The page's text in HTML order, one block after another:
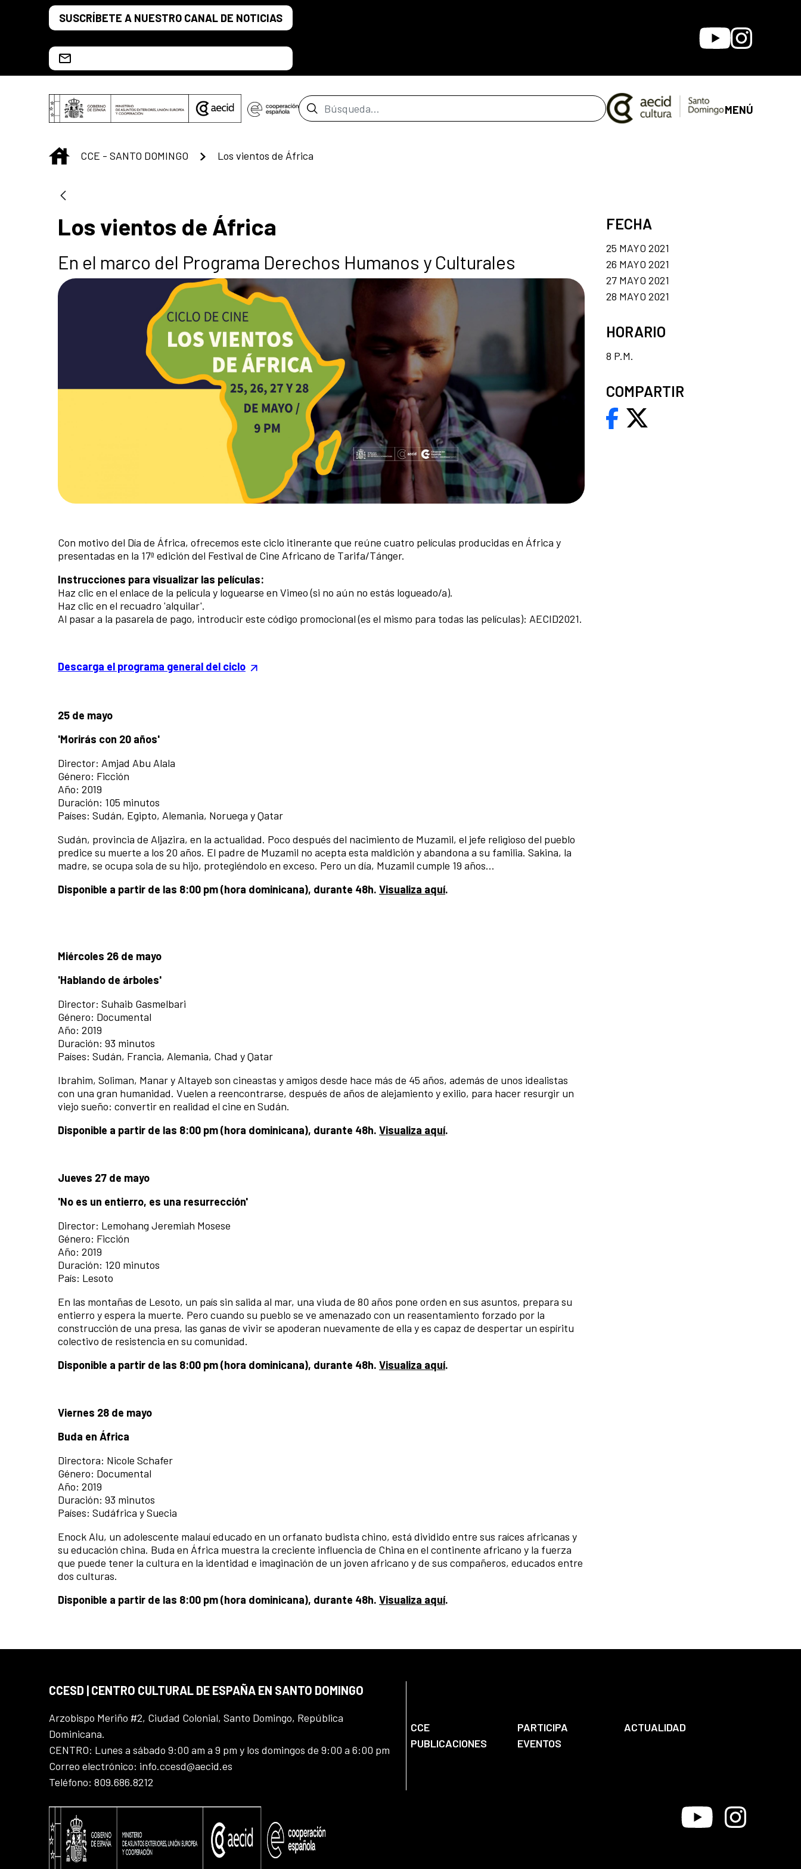
Saltar al contenido principal
SUSCRÍBETE A NUESTRO CANAL DE NOTICIAS
YoutubeInstagram
Barra de búsqueda MENÚ
INICIO
CCE - SANTO DOMINGO Los vientos de África
Los vientos de África
En el marco del Programa Derechos Humanos y Culturales
Con motivo del Día de África, ofrecemos este ciclo itinerante que reúne cuatro películas producidas en África y
presentadas en la 17ª edición del Festival de Cine Africano de Tarifa/Tánger.
Instrucciones para visualizar las películas:
Haz clic en el enlace de la película y loguearse en Vimeo (si no aún no estás logueado/a).
Haz clic en el recuadro 'alquilar'.
Al pasar a la pasarela de pago, introducir este código promocional (es el mismo para todas las películas): AECID2021.
Descarga el programa general del ciclo
25 de mayo
'Morirás con 20 años'
Director: Amjad Abu Alala
Género: Ficción
Año: 2019
Duración: 105 minutos
Países: Sudán, Egipto, Alemania, Noruega y Qatar
Sudán, provincia de Aljazira, en la actualidad. Poco después del nacimiento de Muzamil, el jefe religioso del pueblo
predice su muerte a los 20 años. El padre de Muzamil no acepta esta maldición y abandona a su familia. Sakina, la
madre, se ocupa sola de su hijo, protegiéndolo en exceso. Pero un día, Muzamil cumple 19 años...
Disponible a partir de las 8:00 pm (hora dominicana), durante 48h. Visualiza aquí.
Miércoles 26 de mayo
'Hablando de árboles'
Director: Suhaib Gasmelbari
Género: Documental
Año: 2019
Duración: 93 minutos
Países: Sudán, Francia, Alemania, Chad y Qatar
Ibrahim, Soliman, Manar y Altayeb son cineastas y amigos desde hace más de 45 años, además de unos idealistas
con una gran humanidad. Vuelen a reencontrarse, después de años de alejamiento y exilio, para hacer resurgir un
viejo sueño: convertir en realidad el cine en Sudán.
Disponible a partir de las 8:00 pm (hora dominicana), durante 48h. Visualiza aquí.
Jueves 27 de mayo
'No es un entierro, es una resurrección'
Director: Lemohang Jeremiah Mosese
Género: Ficción
Año: 2019
Duración: 120 minutos
País: Lesoto
En las montañas de Lesoto, un país sin salida al mar, una viuda de 80 años pone orden en sus asuntos, prepara su
entierro y espera la muerte. Pero cuando su pueblo se ve amenazado con un reasentamiento forzado por la
construcción de una presa, las ganas de vivir se apoderan nuevamente de ella y es capaz de despertar un espíritu
colectivo de resistencia en su comunidad.
Disponible a partir de las 8:00 pm (hora dominicana), durante 48h. Visualiza aquí.
Viernes 28 de mayo
Buda en África
Directora: Nicole Schafer
Género: Documental
Año: 2019
Duración: 93 minutos
Países: Sudáfrica y Suecia
Enock Alu, un adolescente malauí educado en un orfanato budista chino, está dividido entre sus raíces africanas y
su educación china. Buda en África muestra la creciente influencia de China en el continente africano y la fuerza
que puede tener la cultura en la identidad e imaginación de un joven africano y de sus compañeros, educados entre
dos culturas.
Disponible a partir de las 8:00 pm (hora dominicana), durante 48h. Visualiza aquí.
FECHA
25 MAYO 2021
26 MAYO 2021
27 MAYO 2021
28 MAYO 2021
HORARIO
8 P.M.
COMPARTIR
CCESD | CENTRO CULTURAL DE ESPAÑA EN SANTO DOMINGO
Arzobispo Meriño #2, Ciudad Colonial, Santo Domingo, República
Dominicana.
CENTRO: Lunes a sábado 9:00 am a 9 pm y los domingos de 9:00 a 6:00 pm
Correo electrónico: info.ccesd@aecid.es
Teléfono: 809.686.8212
CCE PARTICIPA
ACTUALIDAD
PUBLICACIONES
EVENTOS
Youtube Instagram